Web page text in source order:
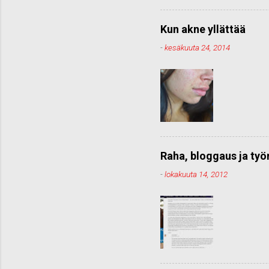
Kun akne yllättää
-kesäkuuta 24, 2014
Raha, bloggaus ja
-lokakuuta 14, 2012